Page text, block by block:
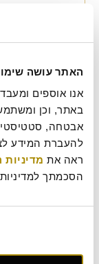
האתר עושה
ראה את
הסכמתך
אוזן המן צ'אנקי
וטעים שילדים הכי